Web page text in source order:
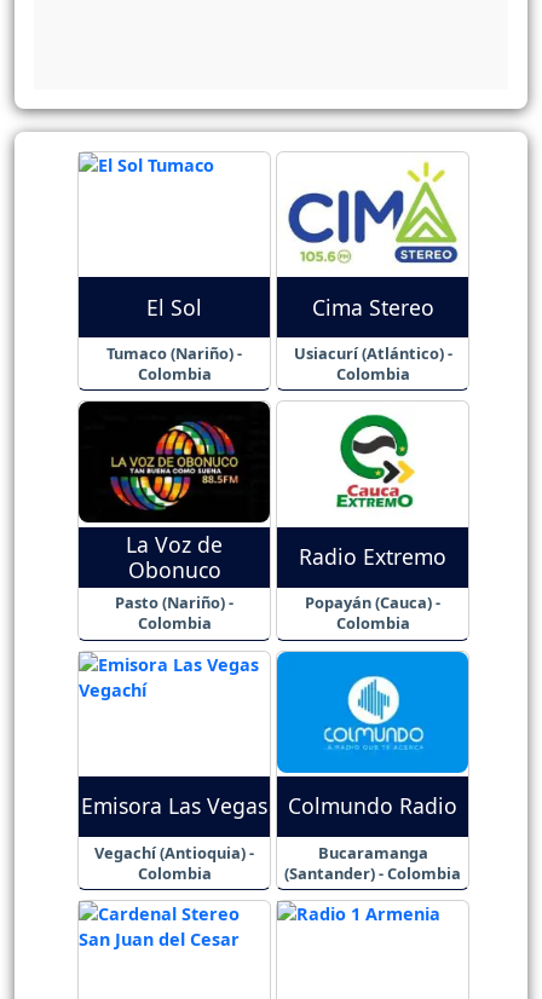
El Sol
Tumaco (Nariño) -
Colombia
Cima Stereo
Usiacurí (Atlántico) -
Colombia
La Voz de
Obonuco
Pasto (Nariño) -
Colombia
Radio Extremo
Popayán (Cauca) -
Colombia
Emisora Las Vegas
Vegachí (Antioquia) -
Colombia
Colmundo Radio
Bucaramanga
(Santander) - Colombia